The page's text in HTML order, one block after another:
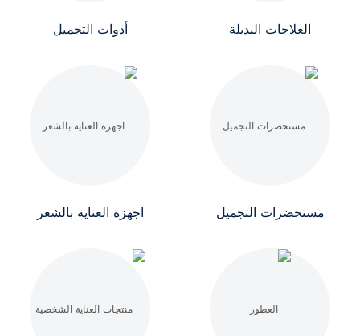
العلاجات البديلة أدوات التجميل
مستحضرات التجميل اجهزة العناية بالشعر